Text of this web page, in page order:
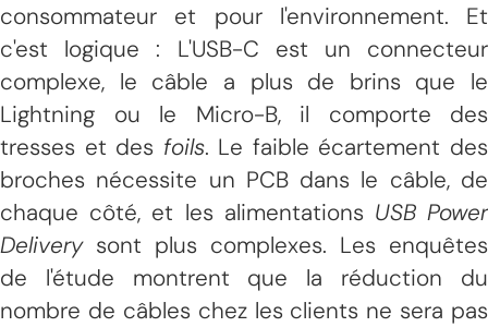
consommateur et pour l'environnement. Et
c'est logique : L'USB-C est un connecteur
complexe, le câble a plus de brins que le
Lightning ou le Micro-B, il comporte des
tresses et des foils. Le faible écartement des
broches nécessite un PCB dans le câble, de
chaque côté, et les alimentations USB Power
Deliverysont plus complexes. Les enquêtes
de l'étude montrent que la réduction du
nombre de câbles chez les clients ne sera pas